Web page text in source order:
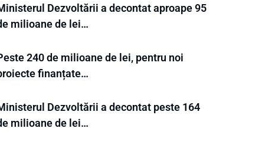
Dezvoltării a decontat aproape 95
milioane de lei…
240 de milioane de lei, pentru noi
finanțate…
Dezvoltării a decontat peste 164
milioane de lei…